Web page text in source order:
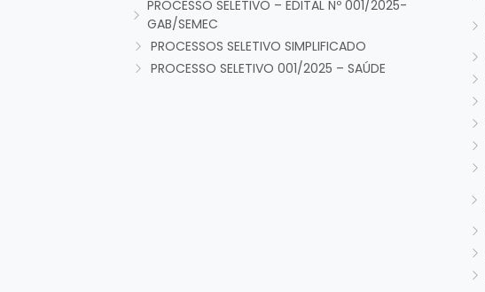
PROCESSO SELETIVO – EDITAL Nº 001/2025-
GAB/SEMEC
PROCESSOS SELETIVO SIMPLIFICADO
PROCESSO SELETIVO 001/2025 – SAÚDE